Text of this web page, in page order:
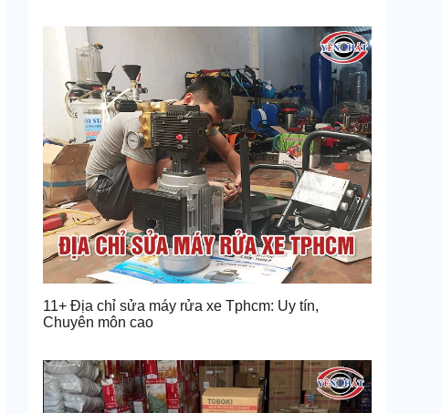
11+ Địa chỉ sửa máy rửa xe Tphcm: Uy tín,
Chuyên môn cao